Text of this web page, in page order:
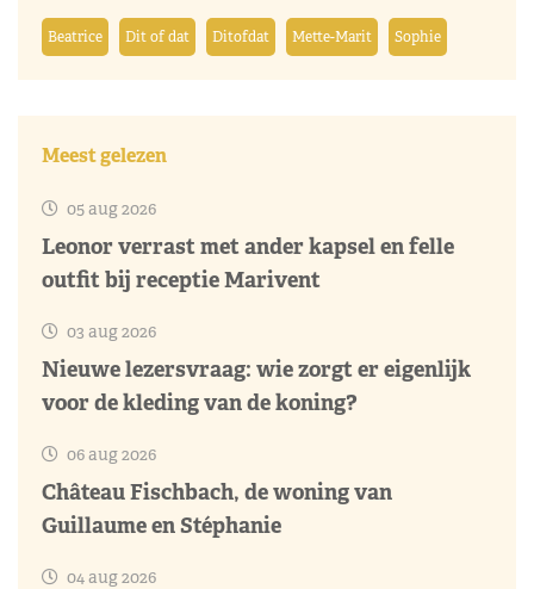
Beatrice Dit of dat Ditofdat Mette-Marit Sophie
Meest gelezen
05 aug 2026
Leonor verrast met ander kapsel en felle
outfit bij receptie Marivent
03 aug 2026
Nieuwe lezersvraag: wie zorgt er eigenlijk
voor de kleding van de koning?
06 aug 2026
Château Fischbach, de woning van
Guillaume en Stéphanie
04 aug 2026